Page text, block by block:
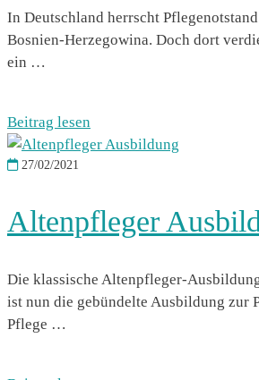
In Deutschland herrscht
Bosnien-Herzegowina. Doch dort
ein …
Beitrag lesen
27/02/2021
Altenpfleger
Die klassische Altenpfleger-
ist nun die gebündelte Ausbildung zur
Pflege …